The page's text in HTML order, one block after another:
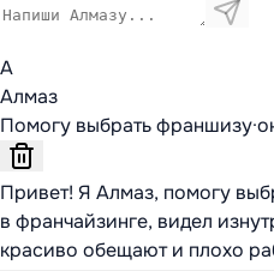
А
Алмаз
Помогу выбрать франшизу·
Привет! Я Алмаз, помогу
в франчайзинге, видел
красиво обещают и плохо